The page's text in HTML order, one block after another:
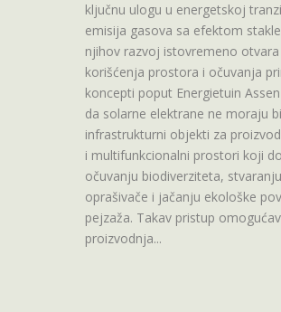
ključnu ulogu u energetskoj
emisija gasova sa efektom
njihov razvoj istovremeno
korišćenja prostora i očuvanja
koncepti poput Energietuin
da solarne elektrane ne moraju
infrastrukturni objekti za
i multifunkcionalni prostori koji
očuvanju biodiverziteta,
oprašivače i jačanju ekološke
pejzaža. Takav pristup
proizvodnja...